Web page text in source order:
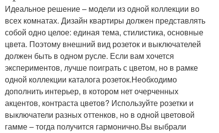
Идеальное решение – модели из одной коллекции во
всех комнатах. Дизайн квартиры должен представлять
собой одно целое: единая тема, стилистика, основные
цвета. Поэтому внешний вид розеток и выключателей
должен быть в одном русле. Если вам хочется
экспериментов, лучше поиграть с цветом, но в рамке
одной коллекции каталога розеток.Необходимо
дополнить интерьер, в котором нет очерченных
акцентов, контраста цветов? Используйте розетки и
выключатели разных оттенков, но в одной цветовой
гамме – тогда получится гармонично.Вы выбрали